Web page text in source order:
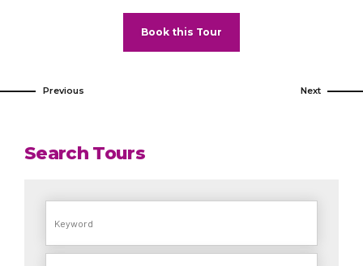
Book this Tour
Previous Next
Search Tours